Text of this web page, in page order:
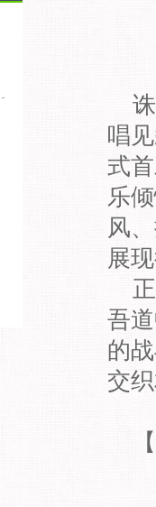
唱
式
乐
风
展
吾
的
交